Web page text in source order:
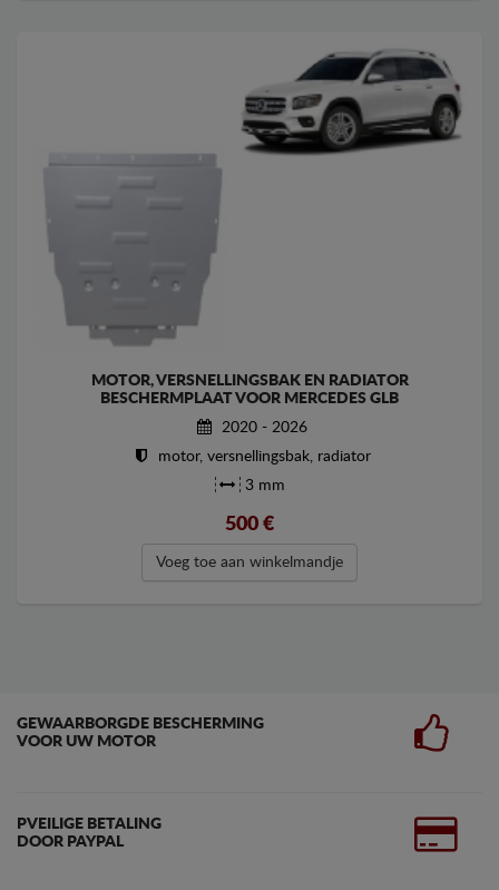
MOTOR, VERSNELLINGSBAK EN RADIATOR
BESCHERMPLAAT VOOR MERCEDES GLB
2020 - 2026
motor, versnellingsbak, radiator
3 mm
500 €
Voeg toe aan winkelmandje
GEWAARBORGDE BESCHERMING
VOOR UW MOTOR
PVEILIGE BETALING
DOOR PAYPAL